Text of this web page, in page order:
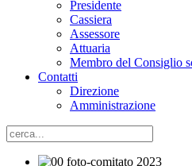
Presidente
Cassiera
Assessore
Attuaria
Membro del Consiglio
Contatti
Direzione
Amministrazione